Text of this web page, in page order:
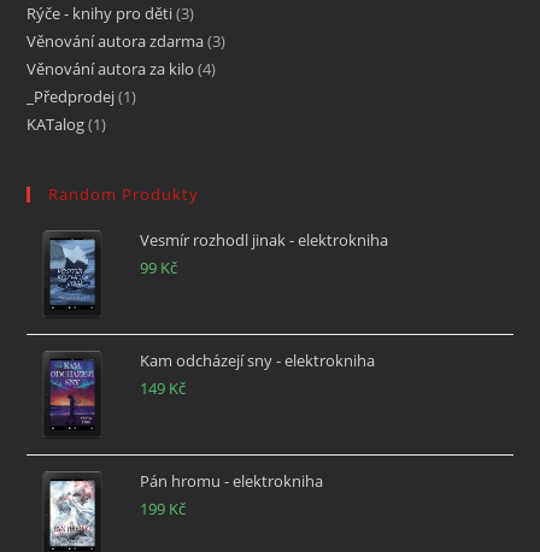
Rýče - knihy pro děti 3
Věnování autora zdarma 3
Věnování autora za kilo 4
_Předprodej 1
KATalog 1
Random Produkty
Vesmír rozhodl jinak - elektrokniha
99 Kč
Kam odcházejí sny - elektrokniha
149 Kč
Pán hromu - elektrokniha
199 Kč